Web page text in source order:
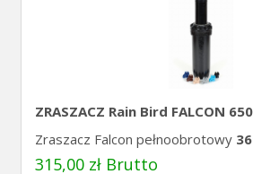
ZRASZACZ Rain Bird FALCON
Zraszacz Falcon pełnoobrotowy
315,00 zł Brutto